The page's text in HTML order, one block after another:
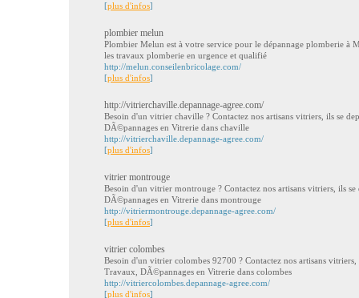
[plus d'infos]
plombier melun
Plombier Melun est à votre service pour le dépannage plomberie à
les travaux plomberie en urgence et qualifié
http://melun.conseilenbricolage.com/
[plus d'infos]
http://vitrierchaville.depannage-agree.com/
Besoin d'un vitrier chaville ? Contactez nos artisans vitriers, ils se
DÃ©pannages en Vitrerie dans chaville
http://vitrierchaville.depannage-agree.com/
[plus d'infos]
vitrier montrouge
Besoin d'un vitrier montrouge ? Contactez nos artisans vitriers, ils
DÃ©pannages en Vitrerie dans montrouge
http://vitriermontrouge.depannage-agree.com/
[plus d'infos]
vitrier colombes
Besoin d'un vitrier colombes 92700 ? Contactez nos artisans vitriers,
Travaux, DÃ©pannages en Vitrerie dans colombes
http://vitriercolombes.depannage-agree.com/
[plus d'infos]